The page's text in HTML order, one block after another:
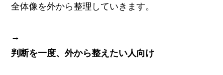
全体像を外から整理していきます。
→
判断を一度、外から整えたい人向け